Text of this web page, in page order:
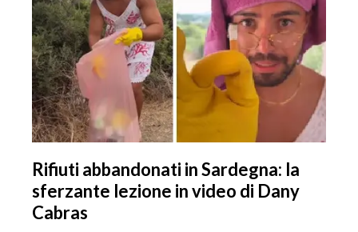
Rifiuti abbandonati in Sardegna: la
sferzante lezione in video di Dany
Cabras